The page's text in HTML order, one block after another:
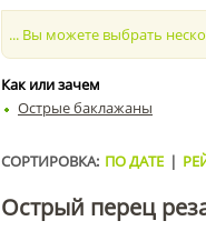
... Вы можете выбрать
Как или зачем
Острые баклажаны
СОРТИРОВКА: ПО ДАТЕ |
Острый перец